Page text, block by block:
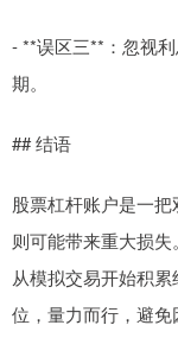
- **误区三**：忽视
期。
## 结语
股票杠杆账户是一
则可能带来重大损
从模拟交易开始积
位，量力而行，避免